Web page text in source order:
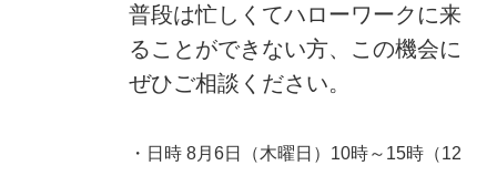
普段は忙しくてハローワークに来
ることができない方、この機会に
ぜひご相談ください。
・日時 8月6日（木曜日）10時～15時（12